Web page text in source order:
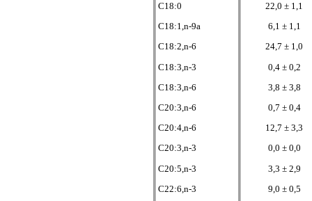
C18:0
C18:1,n-9a
C18:2,n-6
C18:3,n-3
C18:3,n-6
C20:3,n-6
C20:4,n-6
C20:3,n-3
C20:5,n-3
C22:6,n-3
22,0 ± 1,1
6,1 ± 1,1
24,7 ± 1,0
0,4 ± 0,2
3,8 ± 3,8
0,7 ± 0,4
12,7 ± 3,3
0,0 ± 0,0
3,3 ± 2,9
9,0 ± 0,5